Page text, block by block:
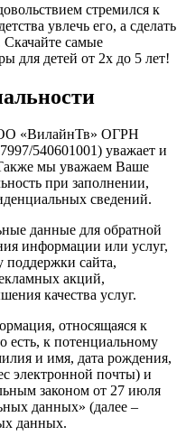
стремился к
увлечь его, а сделать
самые
для детей от 2х до 5 лет!
«ВилайнТв» ОГРН
540601001) уважает и
мы уважаем Ваше
при заполнении,
сведений.
данные для обратной
информации или услуг,
поддержки сайта,
акций,
качества услуг.
относящаяся к
есть, к потенциальному
и имя, дата рождения,
электронной почты) и
законом от 27 июля
данных» (далее –
данных.